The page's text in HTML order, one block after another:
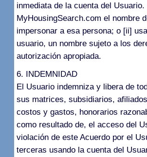
inmediata de la cuenta del
MyHousingSearch.com el nombre
impersonar a esa persona; o [ii]
usuario, un nombre sujeto a los
autorización apropiada.
6. INDEMNIDAD
El Usuario indemniza y libera de
sus matrices, subsidiarios,
costos y gastos, honorarios
como resultado de, el acceso del
violación de este Acuerdo por el
terceras usando la cuenta del